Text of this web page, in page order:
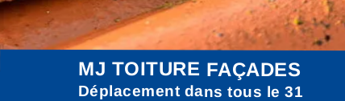
MJ TOITURE FAÇADES
Déplacement dans tous le 31